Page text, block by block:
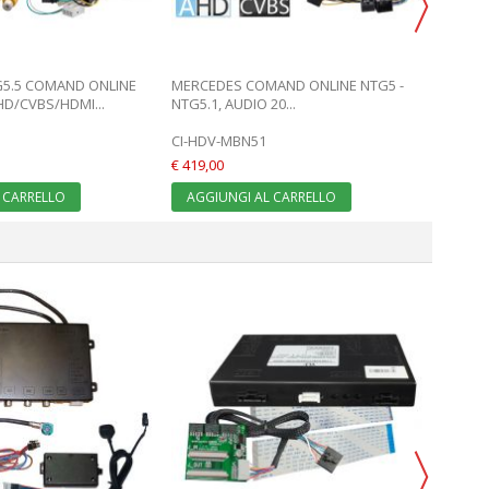
COMAND ONLINE
CVBS/HDMI...
MERCEDES COMAND ONLINE NTG5 -
NTG5.1, AUDIO 20...
CI-HDV-MBN51
€ 419,00
AGGIUNGI AL CARRELLO